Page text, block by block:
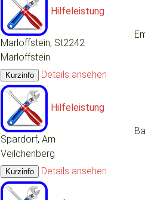
Hilfeleistung
Marloffstein, St2242
Marloffstein
Details ansehen
Hilfeleistung
Spardorf, Am
Veilchenberg
Details ansehen